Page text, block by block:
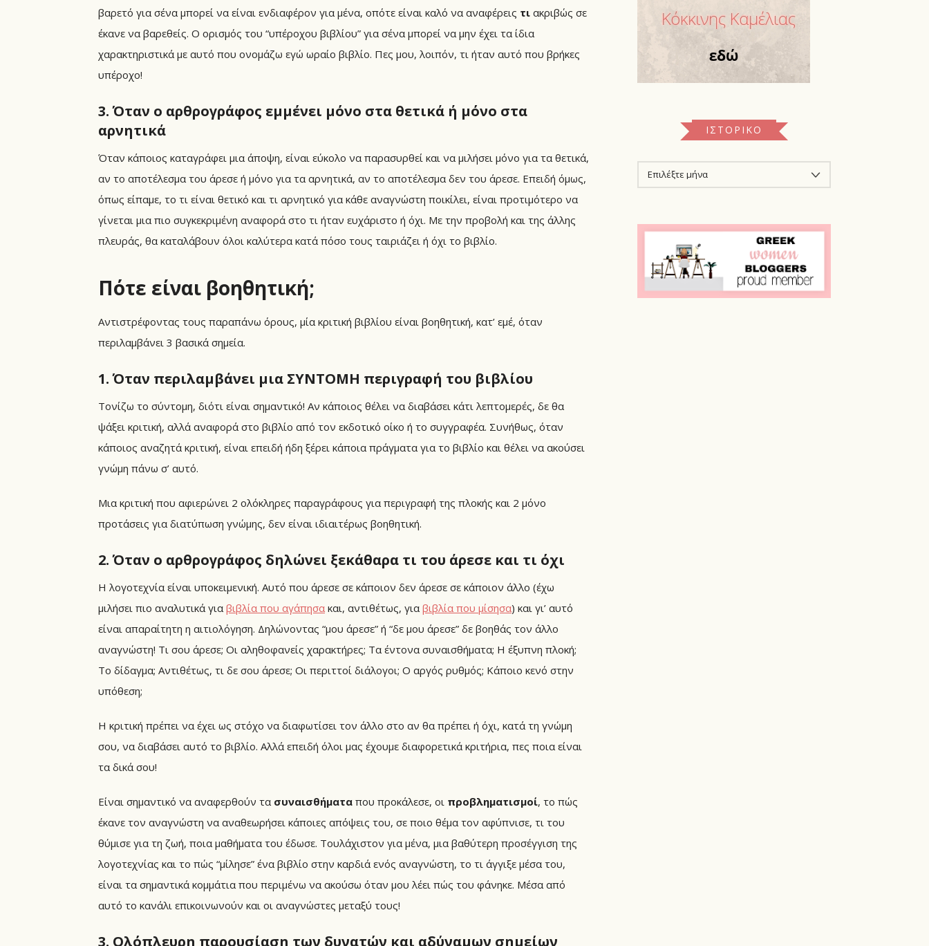
βαρετό για σένα μπορεί να είναι ενδιαφέρον για μένα, οπότε είναι καλό να αναφέρεις τι ακριβώς σε
έκανε να βαρεθείς. Ο ορισμός του “υπέροχου βιβλίου” για σένα μπορεί να μην έχει τα ίδια
χαρακτηριστικά με αυτό που ονομάζω εγώ ωραίο βιβλίο. Πες μου, λοιπόν, τι ήταν αυτό που βρήκες
υπέροχο!
3. Όταν ο αρθρογράφος εμμένει μόνο στα θετικά ή μόνο στα
αρνητικά
Όταν κάποιος καταγράφει μια άποψη, είναι εύκολο να παρασυρθεί και να μιλήσει μόνο για τα θετικά,
αν το αποτέλεσμα του άρεσε ή μόνο για τα αρνητικά, αν το αποτέλεσμα δεν του άρεσε. Επειδή όμως,
όπως είπαμε, το τι είναι θετικό και τι αρνητικό για κάθε αναγνώστη ποικίλει, είναι προτιμότερο να
γίνεται μια πιο συγκεκριμένη αναφορά στο τι ήταν ευχάριστο ή όχι. Με την προβολή και της άλλης
πλευράς, θα καταλάβουν όλοι καλύτερα κατά πόσο τους ταιριάζει ή όχι το βιβλίο.
Πότε είναι βοηθητική;
Αντιστρέφοντας τους παραπάνω όρους, μία κριτική βιβλίου είναι βοηθητική, κατ’ εμέ, όταν
περιλαμβάνει 3 βασικά σημεία.
1. Όταν περιλαμβάνει μια ΣΥΝΤΟΜΗ περιγραφή του βιβλίου
Τονίζω το σύντομη, διότι είναι σημαντικό! Αν κάποιος θέλει να διαβάσει κάτι λεπτομερές, δε θα
ψάξει κριτική, αλλά αναφορά στο βιβλίο από τον εκδοτικό οίκο ή το συγγραφέα. Συνήθως, όταν
κάποιος αναζητά κριτική, είναι επειδή ήδη ξέρει κάποια πράγματα για το βιβλίο και θέλει να ακούσει
γνώμη πάνω σ’ αυτό.
Μια κριτική που αφιερώνει 2 ολόκληρες παραγράφους για περιγραφή της πλοκής και 2 μόνο
προτάσεις για διατύπωση γνώμης, δεν είναι ιδιαιτέρως βοηθητική.
2. Όταν ο αρθρογράφος δηλώνει ξεκάθαρα τι του άρεσε και τι όχι
Η λογοτεχνία είναι υποκειμενική. Αυτό που άρεσε σε κάποιον δεν άρεσε σε κάποιον άλλο (έχω
μιλήσει πιο αναλυτικά για βιβλία που αγάπησα και, αντιθέτως, για βιβλία που μίσησα) και γι’ αυτό
είναι απαραίτητη η αιτιολόγηση. Δηλώνοντας “μου άρεσε” ή “δε μου άρεσε” δε βοηθάς τον άλλο
αναγνώστη! Τι σου άρεσε; Οι αληθοφανείς χαρακτήρες; Τα έντονα συναισθήματα; Η έξυπνη πλοκή;
Το δίδαγμα; Αντιθέτως, τι δε σου άρεσε; Οι περιττοί διάλογοι; Ο αργός ρυθμός; Κάποιο κενό στην
υπόθεση;
Η κριτική πρέπει να έχει ως στόχο να διαφωτίσει τον άλλο στο αν θα πρέπει ή όχι, κατά τη γνώμη
σου, να διαβάσει αυτό το βιβλίο. Αλλά επειδή όλοι μας έχουμε διαφορετικά κριτήρια, πες ποια είναι
τα δικά σου!
Είναι σημαντικό να αναφερθούν τα συναισθήματα που προκάλεσε, οι προβληματισμοί, το πώς
έκανε τον αναγνώστη να αναθεωρήσει κάποιες απόψεις του, σε ποιο θέμα τον αφύπνισε, τι του
θύμισε για τη ζωή, ποια μαθήματα του έδωσε. Τουλάχιστον για μένα, μια βαθύτερη προσέγγιση της
λογοτεχνίας και το πώς “μίλησε” ένα βιβλίο στην καρδιά ενός αναγνώστη, το τι άγγιξε μέσα του,
είναι τα σημαντικά κομμάτια που περιμένω να ακούσω όταν μου λέει πώς του φάνηκε. Μέσα από
αυτό το κανάλι επικοινωνούν και οι αναγνώστες μεταξύ τους!
3. Ολόπλευρη παρουσίαση των δυνατών και αδύναμων σημείων
ΙΣΤΟΡΙΚΌ